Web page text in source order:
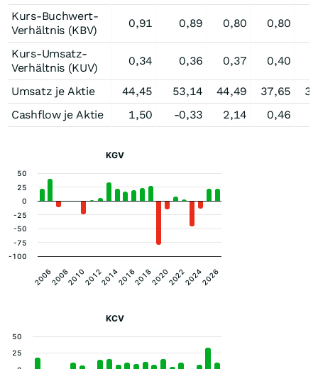
Kurs-Buchwert-
Verhältnis (KBV)
0,91 0,89 0,80 0,80
Kurs-Umsatz-
Verhältnis (KUV)
0,34 0,36 0,37 0,40
Umsatz je Aktie 44,45 53,14 44,49 37,65
Cashflow je Aktie
1,50 -0,33 2,14 0,46
KGV
2010 2016 2022
20062008 20122014 20182020 20242026
-100
-75
-50
-25
0
25
50
KCV
25
50